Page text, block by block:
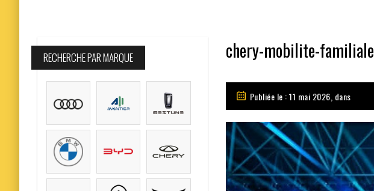
chery-mobilite-familiale
Publiée le : 11 mai 2026, dans
RECHERCHE PAR MARQUE